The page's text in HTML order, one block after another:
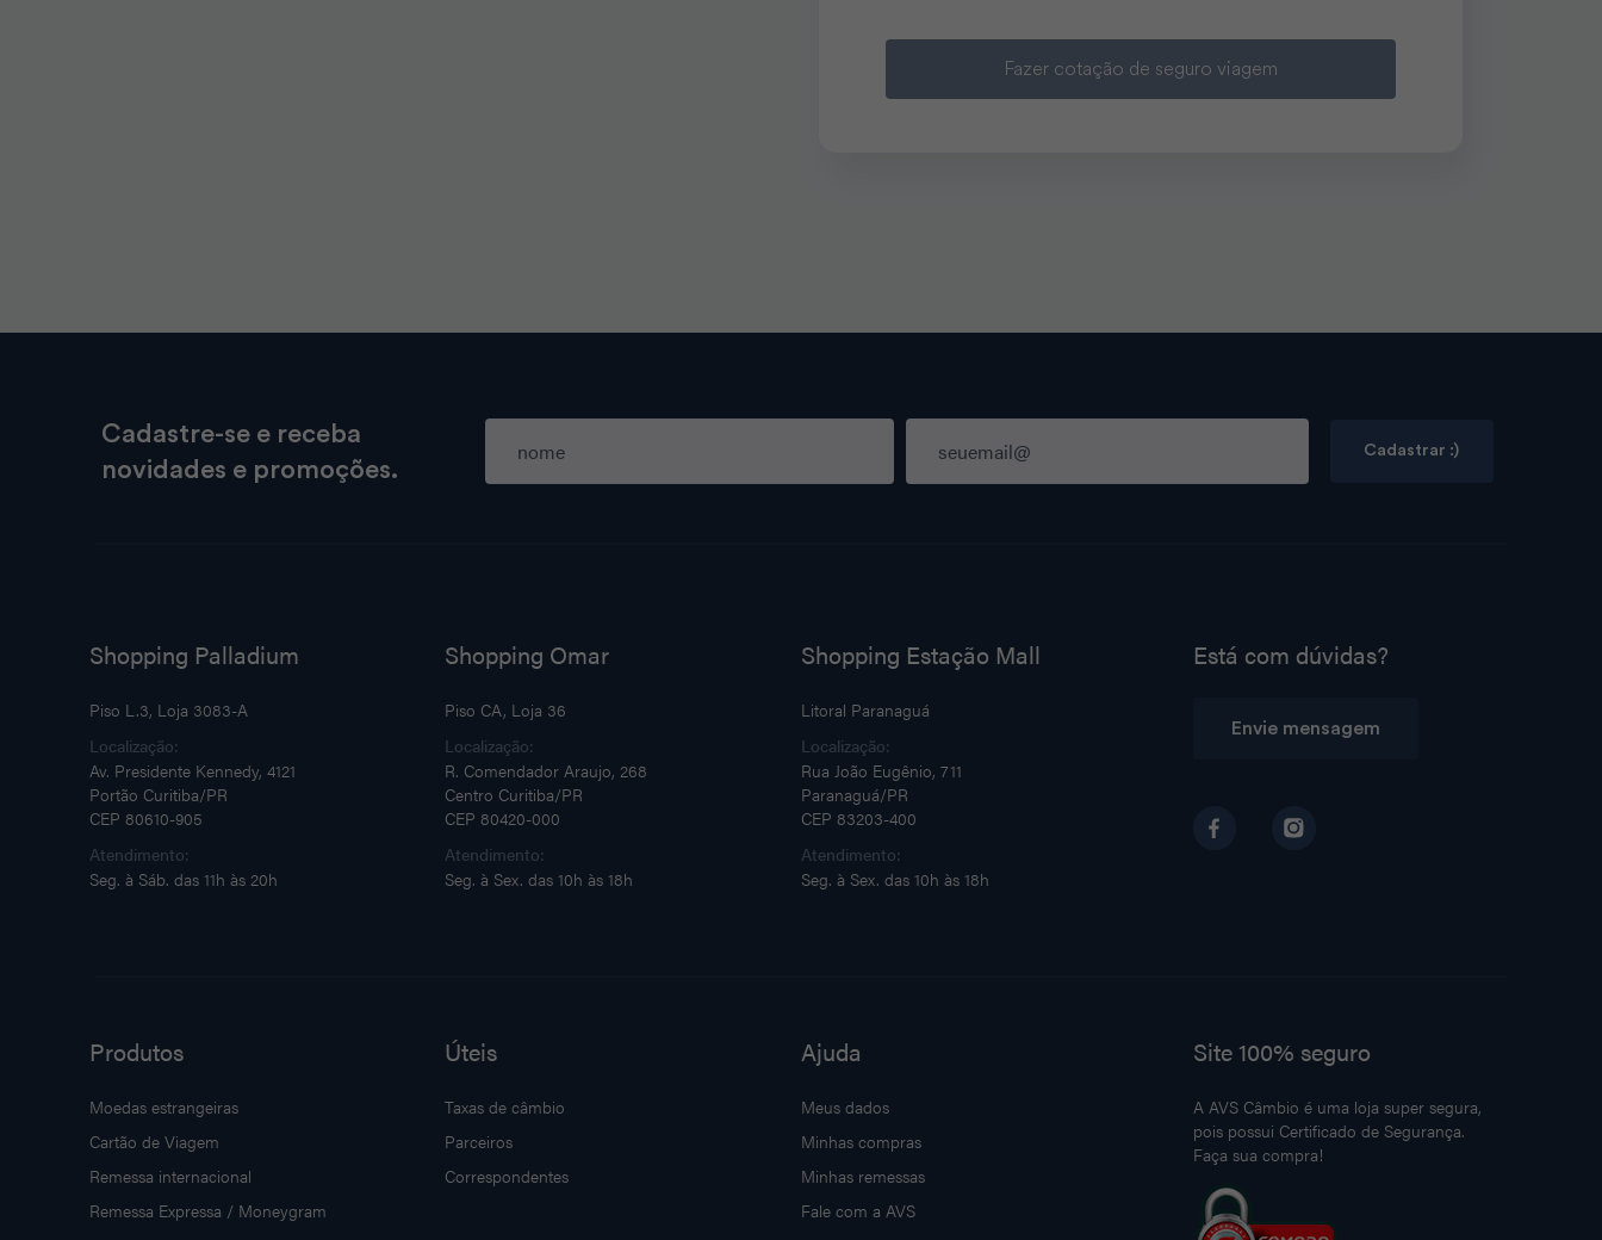
Cadastre-se e receba
novidades e promoções.
Cadastrar :)
Shopping Palladium
Piso L.3, Loja 3083-A
Localização:
Av. Presidente Kennedy, 4121
Portão Curitiba/PR
CEP 80610-905
Atendimento:
Seg. à Sáb. das 11h às 20h
Shopping Omar
Piso CA, Loja 36
Localização:
R. Comendador Araujo, 268
Centro Curitiba/PR
CEP 80420-000
Atendimento:
Seg. à Sex. das 10h às 18h
Shopping Estação Mall
Litoral Paranaguá
Localização:
Rua João Eugênio, 711
Paranaguá/PR
CEP 83203-400
Atendimento:
Seg. à Sex. das 10h às 18h
Está com dúvidas?
Envie mensagem
Produtos
Moedas estrangeiras
Cartão de Viagem
Remessa internacional
Remessa Expressa / Moneygram
Úteis
Taxas de câmbio
Parceiros
Correspondentes
Ajuda
Meus dados
Minhas compras
Minhas remessas
Fale com a AVS
Site 100% seguro
A AVS Câmbio é uma loja super segura,
pois possui Certificado de Segurança.
Faça sua compra!